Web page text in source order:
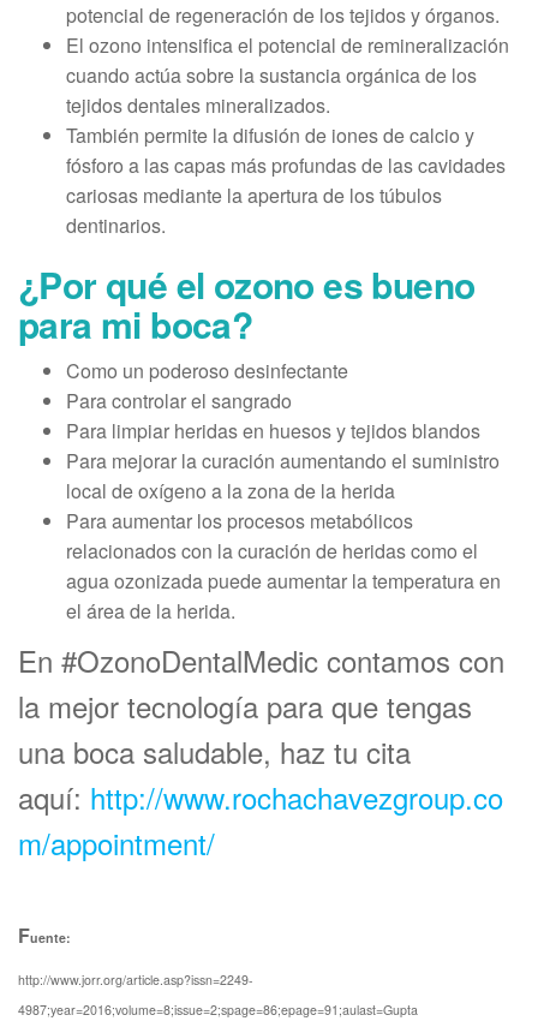
potencial de regeneración de los tejidos y órganos.
El ozono intensifica el potencial de remineralización
cuando actúa sobre la sustancia orgánica de los
tejidos dentales mineralizados.
También permite la difusión de iones de calcio y
fósforo a las capas más profundas de las cavidades
cariosas mediante la apertura de los túbulos
dentinarios.
¿Por qué el ozono es bueno
para mi boca?
Como un poderoso desinfectante
Para controlar el sangrado
Para limpiar heridas en huesos y tejidos blandos
Para mejorar la curación aumentando el suministro
local de oxígeno a la zona de la herida
Para aumentar los procesos metabólicos
relacionados con la curación de heridas como el
agua ozonizada puede aumentar la temperatura en
el área de la herida.
En #OzonoDentalMedic contamos con
la mejor tecnología para que tengas
una boca saludable, haz tu cita
aquí: http://www.rochachavezgroup.co
m/appointment/
Fuente:
http://www.jorr.org/article.asp?issn=2249-
4987;year=2016;volume=8;issue=2;spage=86;epage=91;aulast=Gupta